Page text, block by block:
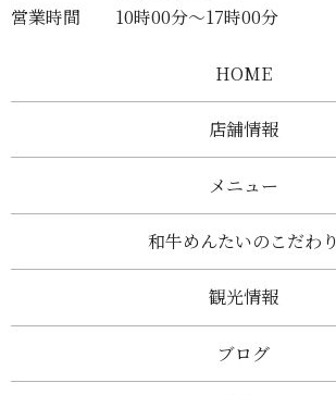
営業時間
10時00分～17時00分
HOME
店舗情報
メニュー
和牛めんたいのこだわり
観光情報
ブログ